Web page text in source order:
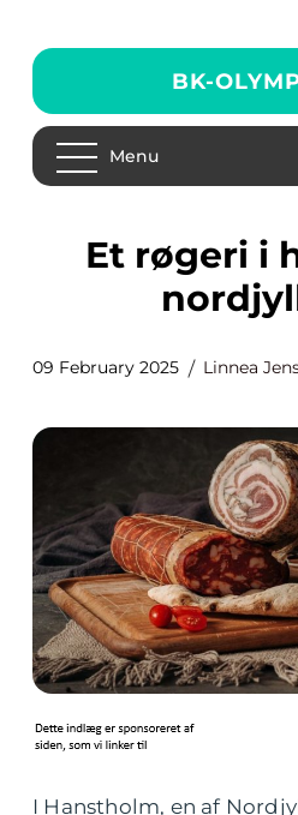
BK-
Menu
Et røgeri i hjertet af
09 February 2025 Linnea
I Hanstholm, en af